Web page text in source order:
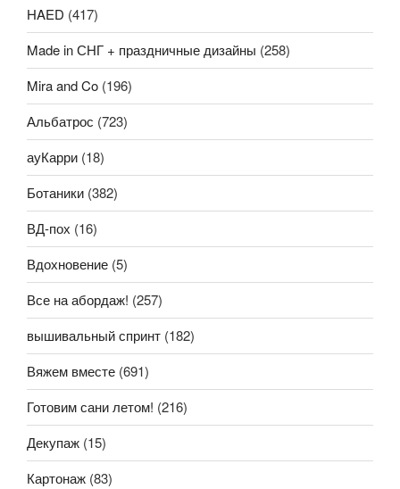
HAED (417)
Made in СНГ + праздничные дизайны (258)
Mira and Co (196)
Альбатрос (723)
ауКарри (18)
Ботаники (382)
ВД-пох (16)
Вдохновение (5)
Все на абордаж! (257)
вышивальный спринт (182)
Вяжем вместе (691)
Готовим сани летом! (216)
Декупаж (15)
Картонаж (83)